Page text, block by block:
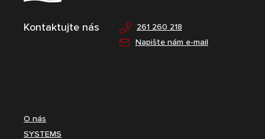
Kontaktujte nás
261 260 218
Napište nám e-mail
O nás
SYSTEMS